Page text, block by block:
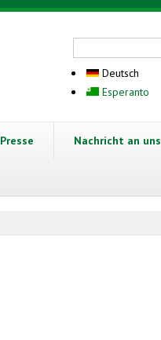
Deutsch
Esperanto
Presse Nachricht an uns